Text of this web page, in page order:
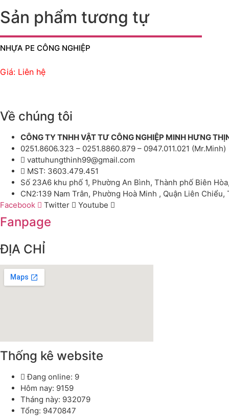
Sản phẩm tương tự
NHỰA PE CÔNG NGHIỆP
Giá: Liên hệ
Về chúng tôi
CÔNG TY TNHH VẬT TƯ CÔNG NGHIỆP MINH HƯNG
0251.8606.323 – 0251.8860.879 – 0947.011.021 (Mr.Minh)
vattuhungthinh99@gmail.com
MST: 3603.479.451
Số 23A6 khu phố 1, Phường An Bình, Thành phố Biên
CN2:139 Nam Trân, Phường Hoà Minh , Quận Liên Chiểu,
Facebook
Twitter Youtube
Fanpage
ĐỊA CHỈ
Thống kê website
Đang online: 9
Hôm nay: 9159
Tháng này: 932079
Tổng: 9470847